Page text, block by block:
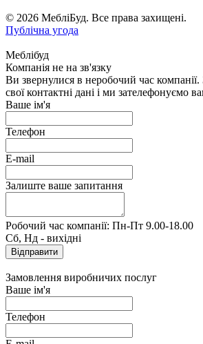
© 2026 МебліБуд. Все права захищені.
Публічна угода
Меблібуд
Компанія не на зв'язку
Ви звернулися в неробочий час компанії.
свої контактні дані і ми зателефонуємо
Ваше ім'я
Телефон
E-mail
Залиште ваше запитання
Робочий час компанії: Пн-Пт 9.00-18.00
Сб, Нд - вихідні
Замовлення виробничих послуг
Ваше ім'я
Телефон